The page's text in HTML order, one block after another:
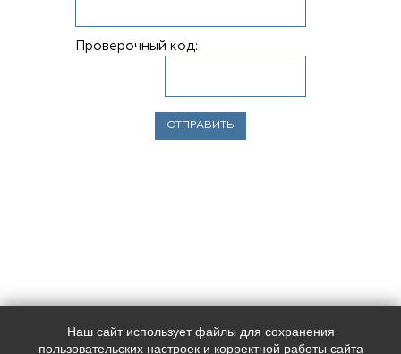
Проверочный код:
Наш адрес: Контакты:
Наш сайт использует файлы для сохранения
пользовательских настроек и корректной работы сайта